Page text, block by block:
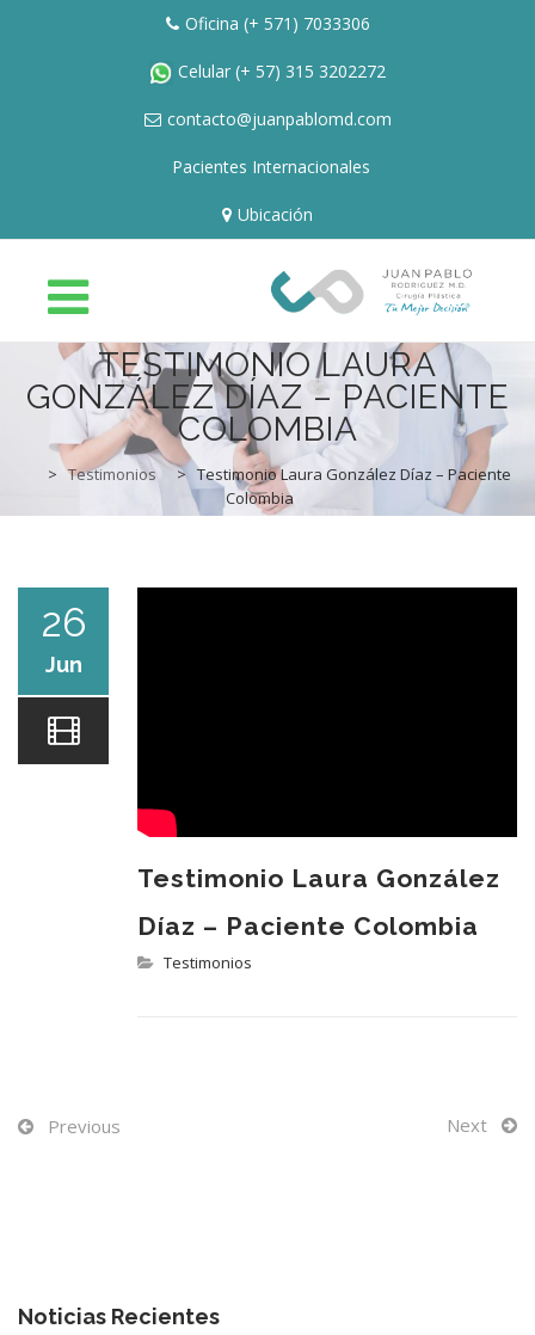
Oficina (+ 571) 7033306
Celular (+ 57) 315 3202272
contacto@juanpablomd.com
Pacientes Internacionales
Ubicación
content
DR. JUAN PABLO R.
PROCEDIMIENTOS
TESTIMONIO LAURA
GONZÁLEZ DÍAZ – PACIENTE
COLOMBIA
> Testimonios > Testimonio Laura González Díaz – Paciente
Colombia
26
Jun
Testimonio Laura González
Díaz – Paciente Colombia
Testimonios
Previous Next
Noticias Recientes